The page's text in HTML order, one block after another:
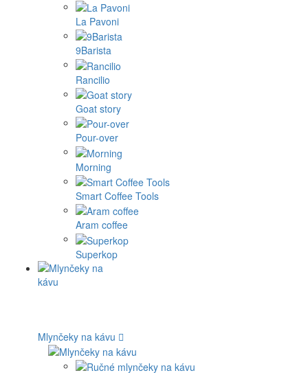
La Pavoni
9Barista
Rancilio
Goat story
Pour-over
Morning
Smart Coffee Tools
Aram coffee
Superkop
Mlynčeky na kávu